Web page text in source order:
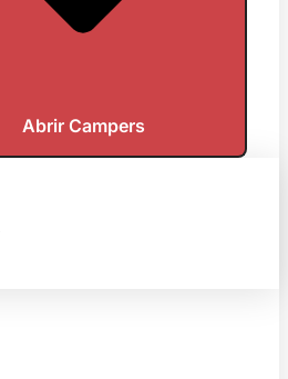
Abrir Campers